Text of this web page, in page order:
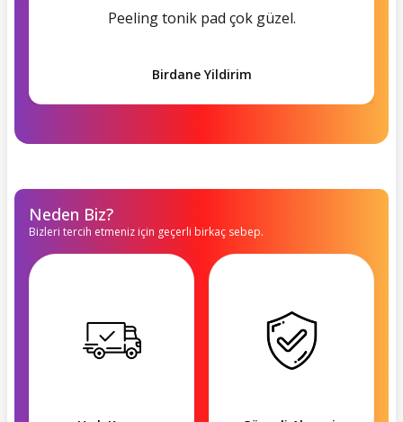
Peeling tonik pad çok güzel.
Birdane Yildirim
Neden Biz?
Bizleri tercih etmeniz için geçerli birkaç sebep.